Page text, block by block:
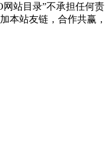
网站目录”不承担任何责
本站友链，合作共赢，